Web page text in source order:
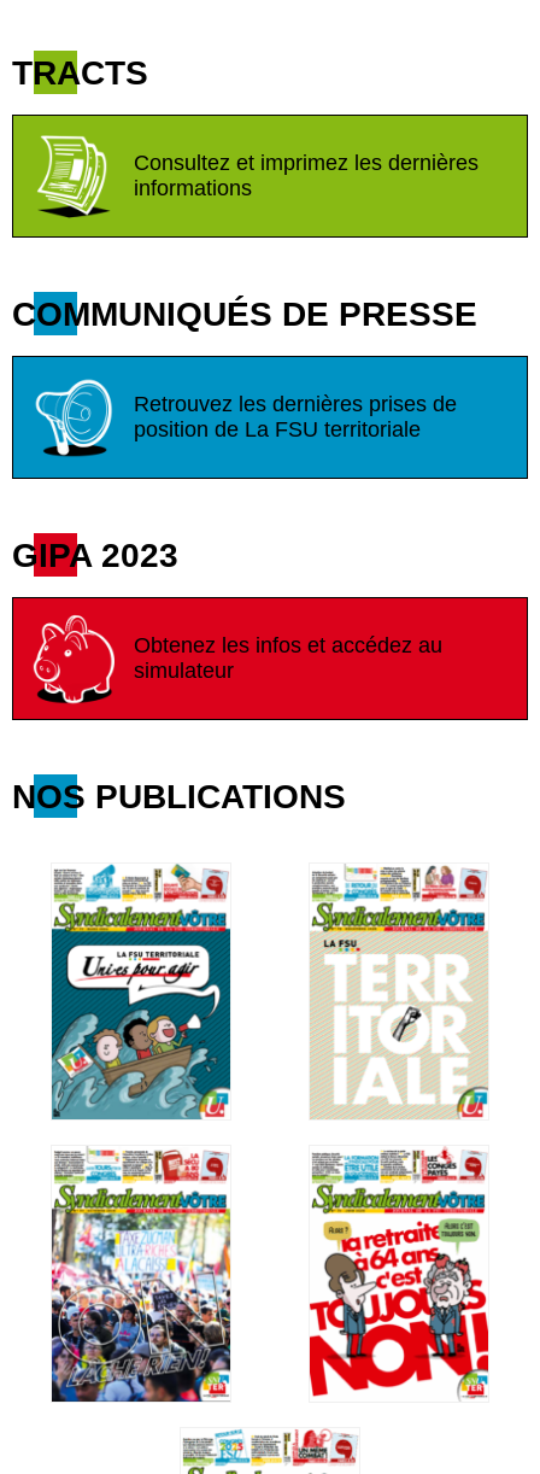
TRACTS
Consultez et imprimez les dernières
informations
COMMUNIQUÉS DE PRESSE
Retrouvez les dernières prises de
position de La FSU territoriale
GIPA 2023
Obtenez les infos et accédez au
simulateur
NOS PUBLICATIONS